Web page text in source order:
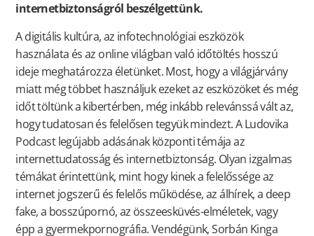
internetbiztonságról beszélgettünk.
A digitális kultúra, az infotechnológiai eszközök
használata és az online világban való időtöltés hosszú
ideje meghatározza életünket. Most, hogy a világjárvány
miatt még többet használjuk ezeket az eszközöket és még
időt töltünk a kibertérben, még inkább relevánssá vált az,
hogy tudatosan és felelősen tegyük mindezt. A Ludovika
Podcast legújabb adásának központi témája az
internettudatosság és internetbiztonság. Olyan izgalmas
témákat érintettünk, mint hogy kinek a felelőssége az
internet jogszerű és felelős működése, az álhírek, a deep
fake, a bosszúpornó, az összeesküvés-elméletek, vagy
épp a gyermekpornográfia. Vendégünk, Sorbán Kinga